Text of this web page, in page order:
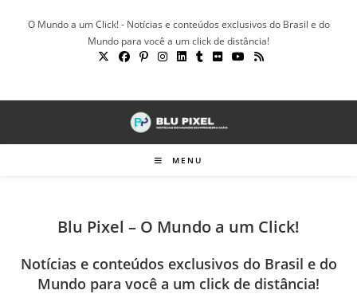
O Mundo a um Click! - Notícias e conteúdos exclusivos do Brasil e do
Mundo para você a um click de distância!
MENU
Blu Pixel – O Mundo a um Click!
Notícias e conteúdos exclusivos do Brasil e do
Mundo para você a um click de distância!